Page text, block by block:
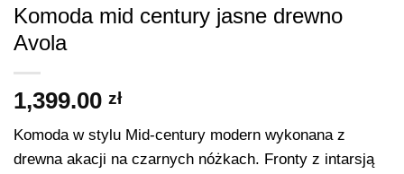
Komoda mid century jasne drewno
Avola
1,399.00 zł
Komoda w stylu Mid-century modern wykonana z
drewna akacji na czarnych nóżkach. Fronty z intarsją